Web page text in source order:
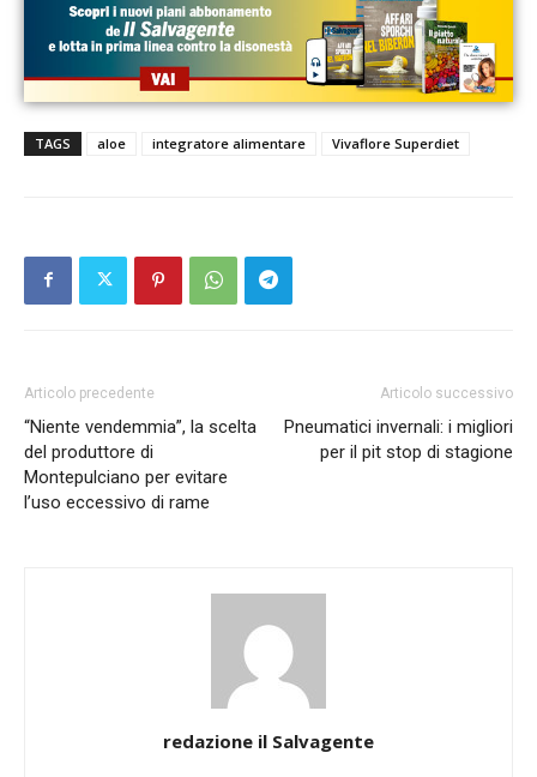
TAGS aloe integratore alimentare Vivaflore Superdiet
Articolo precedente
“Niente vendemmia”, la scelta
del produttore di
Montepulciano per evitare
l’uso eccessivo di rame
Articolo successivo
Pneumatici invernali: i migliori
per il pit stop di stagione
redazione il Salvagente